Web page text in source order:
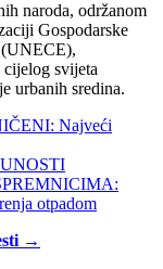
naroda, održanom
Gospodarske
svijeta
urbanih sredina.
Najveći
otpadom
→